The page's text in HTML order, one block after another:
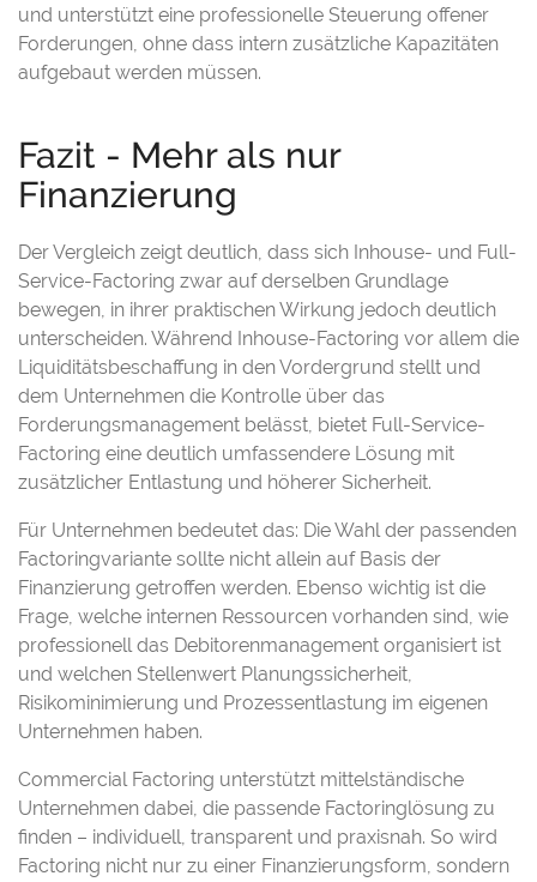
und unterstützt eine professionelle Steuerung offener
Forderungen, ohne dass intern zusätzliche Kapazitäten
aufgebaut werden müssen.
Fazit - Mehr als nur
Finanzierung
Der Vergleich zeigt deutlich, dass sich Inhouse- und Full-
Service-Factoring zwar auf derselben Grundlage
bewegen, in ihrer praktischen Wirkung jedoch deutlich
unterscheiden. Während Inhouse-Factoring vor allem die
Liquiditätsbeschaffung in den Vordergrund stellt und
dem Unternehmen die Kontrolle über das
Forderungsmanagement belässt, bietet Full-Service-
Factoring eine deutlich umfassendere Lösung mit
zusätzlicher Entlastung und höherer Sicherheit.
Für Unternehmen bedeutet das: Die Wahl der passenden
Factoringvariante sollte nicht allein auf Basis der
Finanzierung getroffen werden. Ebenso wichtig ist die
Frage, welche internen Ressourcen vorhanden sind, wie
professionell das Debitorenmanagement organisiert ist
und welchen Stellenwert Planungssicherheit,
Risikominimierung und Prozessentlastung im eigenen
Unternehmen haben.
Commercial Factoring unterstützt mittelständische
Unternehmen dabei, die passende Factoringlösung zu
finden – individuell, transparent und praxisnah. So wird
Factoring nicht nur zu einer Finanzierungsform, sondern